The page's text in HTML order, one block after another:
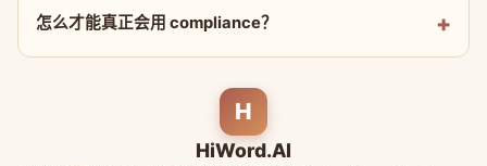
怎么才能真正会用 compliance？
H
HiWord.AI